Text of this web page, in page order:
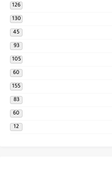
126
130
45
93
105
60
155
83
60
12